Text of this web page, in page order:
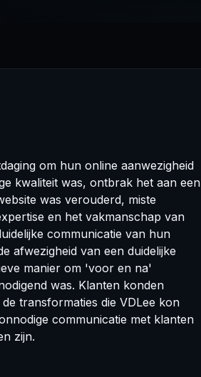
om hun online aanwezigheid
kwaliteit was, ontbrak het aan een
was verouderd, miste
en het vakmanschap van
communicatie van hun
afwezigheid van een duidelijke
manier om 'voor en na'
was. Klanten konden
transformaties die VDLee kon
communicatie met klanten
zijn.